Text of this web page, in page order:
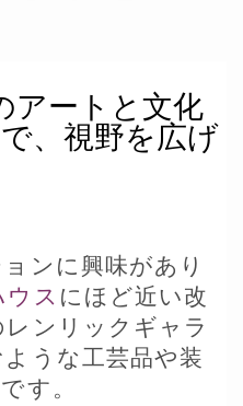
アートと文化
、視野を広げ
ンに興味があり
ス にほど近い改
ンリックギャラ
うな工芸品や装
す。